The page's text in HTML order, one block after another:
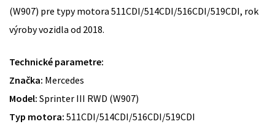
(W907) pre typy motora 511CDI/514CDI/516CDI/519CDI, rok
výroby vozidla od 2018.
Technické parametre:
Značka: Mercedes
Model: Sprinter III RWD (W907)
Typ motora: 511CDI/514CDI/516CDI/519CDI